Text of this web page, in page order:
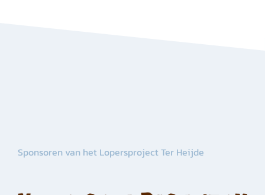
Sponsoren van het Lopersproject Ter Heijde